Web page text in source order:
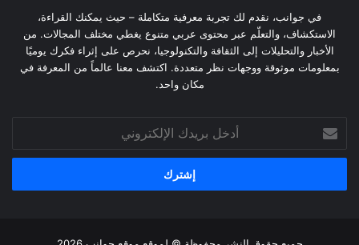
في جوانب، نقدم لك تجربة معرفية متكاملة – حيث يمكنك القراءة،
الاستكشاف، والتعلّم عبر محتوى عربي متنوع يغطي مختلف المجالات. من
الأخبار والتحليلات إلى الثقافة والتكنولوجيا، نحرص على إثراء فكرك يوميًا
بمعلومات موثوقة ووجهات نظر متعددة. اكتشف معنا عالماً من المعرفة في
مكان واحد.
بريدك
الإلكتروني